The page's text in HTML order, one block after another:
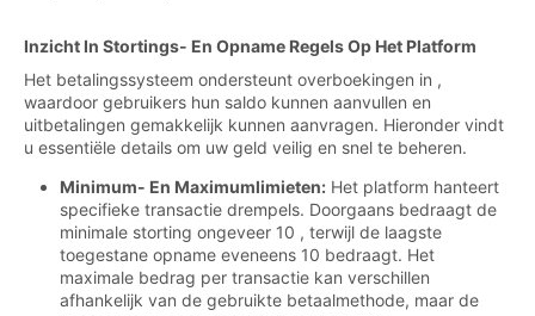
Inzicht In Stortings- En Opname Regels Op Het Platform
Het betalingssysteem ondersteunt overboekingen in ,
waardoor gebruikers hun saldo kunnen aanvullen en
uitbetalingen gemakkelijk kunnen aanvragen. Hieronder vindt
u essentiële details om uw geld veilig en snel te beheren.
Minimum- En Maximumlimieten: Het platform hanteert
specifieke transactie drempels. Doorgaans bedraagt de
minimale storting ongeveer 10 , terwijl de laagste
toegestane opname eveneens 10 bedraagt. Het
maximale bedrag per transactie kan verschillen
afhankelijk van de gebruikte betaalmethode, maar de